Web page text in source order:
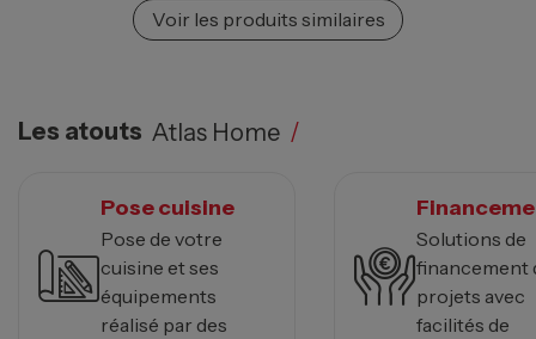
Voir les produits similaires
Les atouts Atlas Home /
Pose cuisine
Pose de votre
cuisine et ses
équipements
réalisé par des
Solutions de
financement
projets avec
facilités de